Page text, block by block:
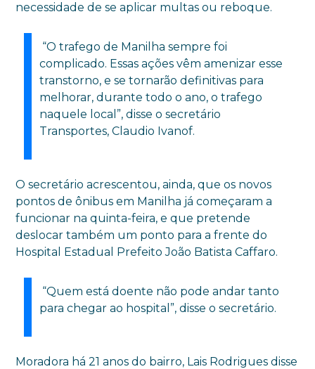
necessidade de se aplicar multas ou reboque.
“O trafego de Manilha sempre foi
complicado. Essas ações vêm amenizar esse
transtorno, e se tornarão definitivas para
melhorar, durante todo o ano, o trafego
naquele local”, disse o secretário
Transportes, Claudio Ivanof.
O secretário acrescentou, ainda, que os novos
pontos de ônibus em Manilha já começaram a
funcionar na quinta-feira, e que pretende
deslocar também um ponto para a frente do
Hospital Estadual Prefeito João Batista Caffaro.
“Quem está doente não pode andar tanto
para chegar ao hospital”, disse o secretário.
Moradora há 21 anos do bairro, Lais Rodrigues disse